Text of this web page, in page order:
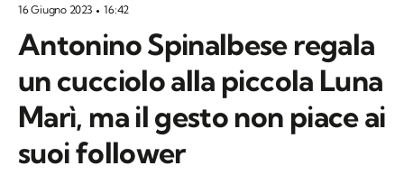
16 Giugno 2023 16:42
Antonino Spinalbese regala
un cucciolo alla piccola Luna
Marì, ma il gesto non piace ai
suoi follower